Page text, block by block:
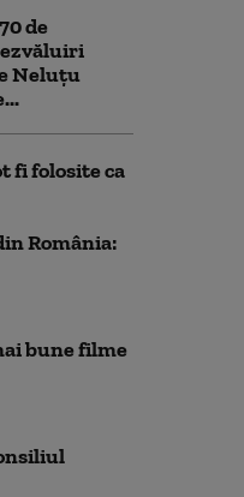
de
Neluțu
fi folosite ca
România:
bune filme